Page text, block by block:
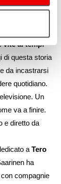
dei Trionfi del
vite ai tempi
di questa storia
da incastrarsi
quotidiano.
Un
va a finire.
e diretto da
a Tero
ha
compagnie